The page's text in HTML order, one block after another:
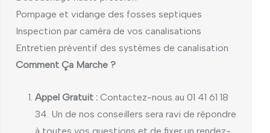
Pompage et vidange des fosses septiques
Inspection par caméra de vos canalisations
Entretien préventif des systèmes de canalisation
Comment Ça Marche ?
Appel Gratuit : Contactez-nous au 01 41 61 18
34. Un de nos conseillers sera ravi de répondre